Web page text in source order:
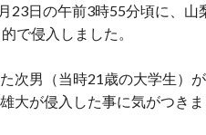
23日の午前3時55分頃に、
で侵入しました。
次男（当時21歳の大学生）
大が侵入した事に気がつきま